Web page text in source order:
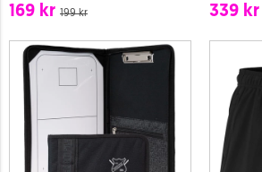
169 kr 199 kr 339 kr